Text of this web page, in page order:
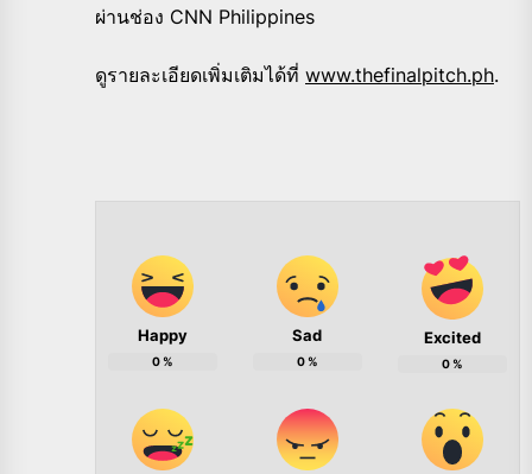
ผ่านช่อง CNN Philippines
ดูรายละเอียดเพิ่มเติมได้ที่ www.thefinalpitch.ph.
Happy
0%
Sad
0%
Excited
0%